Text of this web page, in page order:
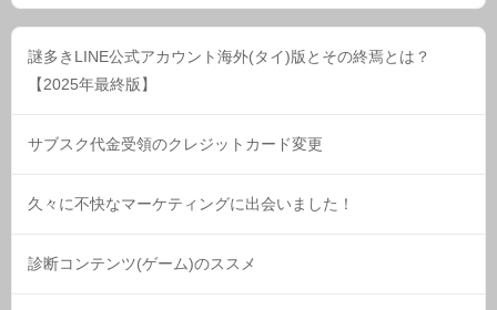
謎多きLINE公式アカウント海外(タイ)版とその終焉とは？
【2025年最終版】
サブスク代金受領のクレジットカード変更
久々に不快なマーケティングに出会いました！
診断コンテンツ(ゲーム)のススメ